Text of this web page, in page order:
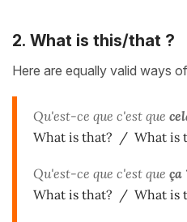
2. What is this/that ?
Here are equally valid ways
Qu'est-ce que c'est que
What is that? / What is
Qu'est-ce que c'est que ça
What is that? / What is